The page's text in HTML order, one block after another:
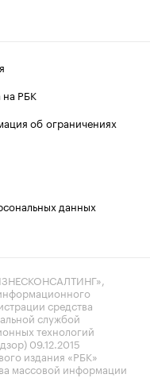
на РБК
об ограничениях
данных
средства
службой
технологий
09.12.2015
издания «РБК»
массовой информации